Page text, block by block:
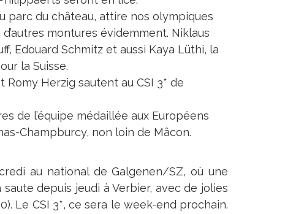
parc du château, attire nos olympiques
montures évidemment. Niklaus
Edouard Schmitz et aussi Kaya Lüthi, la
la Suisse.
Romy Herzig sautent au CSI 3* de
de l’équipe médaillée aux Européens
Champburcy, non loin de Mâcon.
au national de Galgenen/SZ, où une
depuis jeudi à Verbier, avec de jolies
Le CSI 3*, ce sera le week-end prochain.